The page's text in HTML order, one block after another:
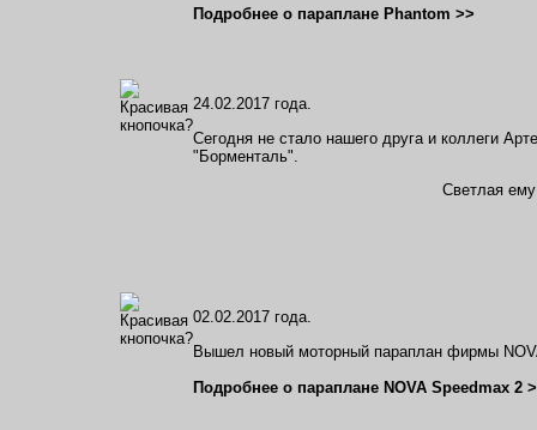
Подробнее о параплане Phantom >>
24.02.2017 года.
Сегодня не стало нашего друга и коллеги
"Борменталь".
Светлая
02.02.2017 года.
Вышел новый моторный параплан фирмы
Подробнее о параплане NOVA Speedmax 2